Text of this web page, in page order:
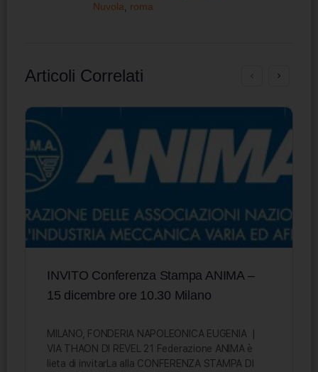
Nuvola, roma
Articoli Correlati
INVITO Conferenza Stampa ANIMA –
15 dicembre ore 10.30 Milano
MILANO, FONDERIA NAPOLEONICA EUGENIA |
VIA THAON DI REVEL 21 Federazione ANIMA è
lieta di invitarLa alla CONFERENZA STAMPA DI